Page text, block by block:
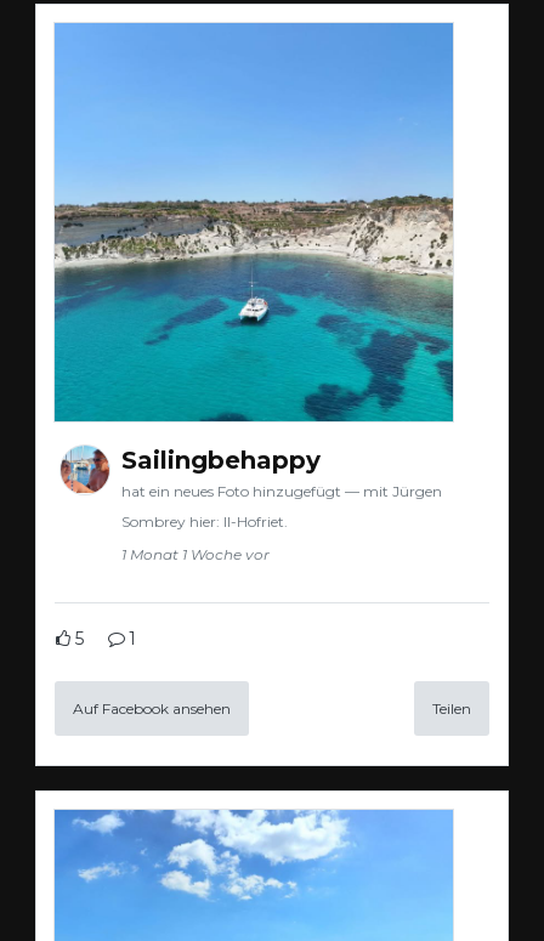
Sailingbehappy
hat ein neues Foto hinzugefügt — mit Jürgen
Sombrey hier: Il-Hofriet.
1 Monat 1 Woche vor
5 1
Auf Facebook ansehen Teilen